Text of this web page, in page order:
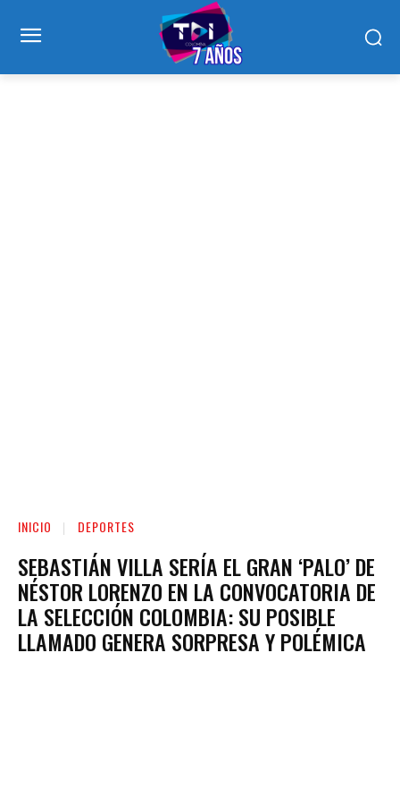
INICIO DEPORTES
SEBASTIÁN VILLA SERÍA EL GRAN ‘PALO’ DE
NÉSTOR LORENZO EN LA CONVOCATORIA DE
LA SELECCIÓN COLOMBIA: SU POSIBLE
LLAMADO GENERA SORPRESA Y POLÉMICA